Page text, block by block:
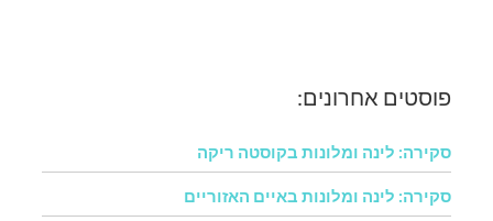
פוסטים אחרונים:
סקירה: לינה ומלונות בקוסטה ריקה
סקירה: לינה ומלונות באיים האזוריים